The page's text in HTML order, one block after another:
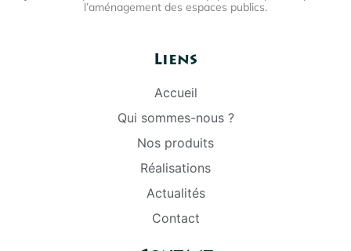
l’aménagement des espaces publics.
Liens
Accueil
Qui sommes-nous ?
Nos produits
Réalisations
Actualités
Contact